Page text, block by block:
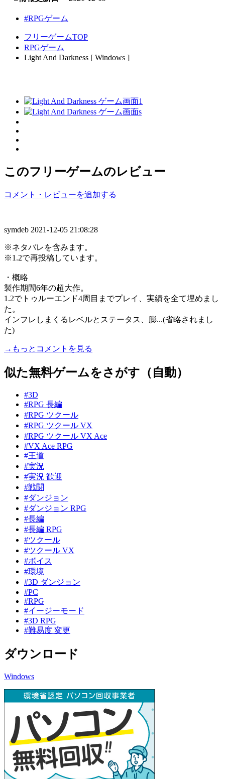
#RPGゲーム
フリーゲームTOP
RPGゲーム
Light And Darkness [ Windows ]
このフリーゲームのレビュー
コメント・レビューを追加する
symdeb 2021-12-05 21:08:28
※ネタバレを含みます。
※1.2で再投稿しています。
・概略
製作期間6年の超大作。
1.2でトゥルーエンド4周目までプレイ、実績を全て埋めまし
た。
インフレしまくるレベルとステータス、膨...(省略されまし
た)
→もっとコメントを見る
似た無料ゲームをさがす（自動）
#3D
#RPG 長編
#RPG ツクール
#RPG ツクール VX
#RPG ツクール VX Ace
#VX Ace RPG
#王道
#実況
#実況 歓迎
#戦闘
#ダンジョン
#ダンジョン RPG
#長編
#長編 RPG
#ツクール
#ツクール VX
#ボイス
#環境
#3D ダンジョン
#PC
#RPG
#イージーモード
#3D RPG
#難易度 変更
ダウンロード
Windows